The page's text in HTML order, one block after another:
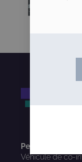
Pergam Aurickx 2
Véhicule de co-